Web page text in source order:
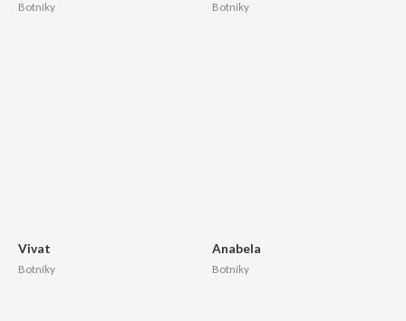
Botníky Botníky
Vivat
Botníky
Anabela
Botníky